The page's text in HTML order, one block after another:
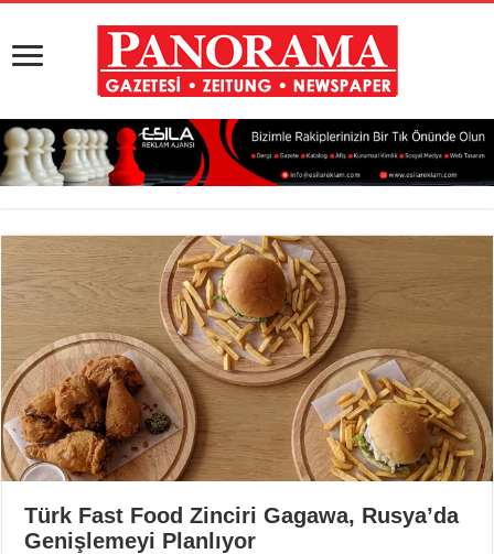
Türk Fast Food Zinciri Gagawa, Rusya’da
Genişlemeyi Planlıyor